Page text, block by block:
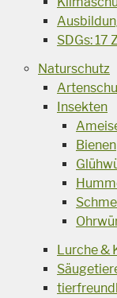
SDGs: 17
Naturschutz
Insekten
Bienen
Lurche &